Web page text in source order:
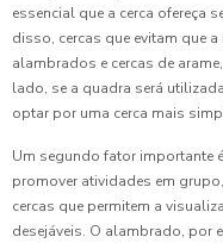
essencial que a cerca ofereça
disso, cercas que evitam que
alambrados e cercas de
lado, se a quadra será
optar por uma cerca mais
Um segundo fator importante
promover atividades em
cercas que permitem a
desejáveis. O alambrado, por